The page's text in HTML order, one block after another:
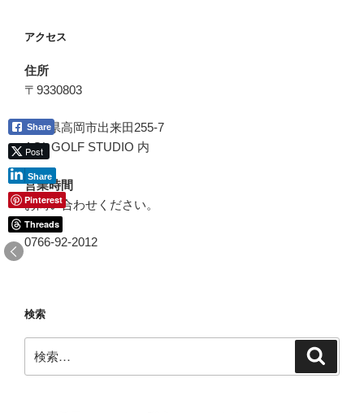
ン
アクセス
住所
〒9330803
富山県高岡市出来田255-7
AGL GOLF STUDIO 内
営業時間
お問い合わせください。
0766-92-2012
検索
索:
Share
Post
Share
Pinterest
Threads